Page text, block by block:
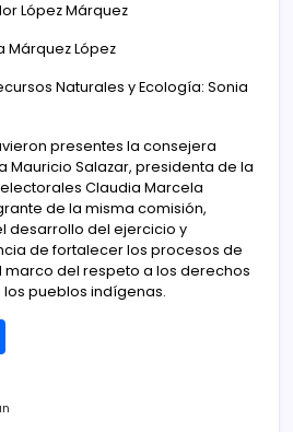
López Márquez
López
Naturales y Ecología: Sonia
presentes la consejera
Mauricio Salazar, presidenta de la
electorales Claudia Marcela
de la misma comisión,
desarrollo del ejercicio y
de fortalecer los procesos de
del respeto a los derechos
pueblos indígenas.
m